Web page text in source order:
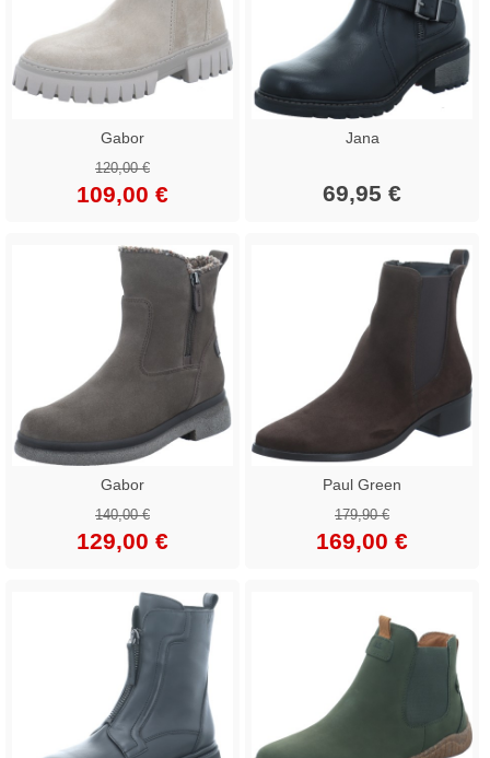
Gabor
120,00 €
109,00 €
Jana
69,95 €
Gabor
140,00 €
129,00 €
Paul Green
179,90 €
169,00 €